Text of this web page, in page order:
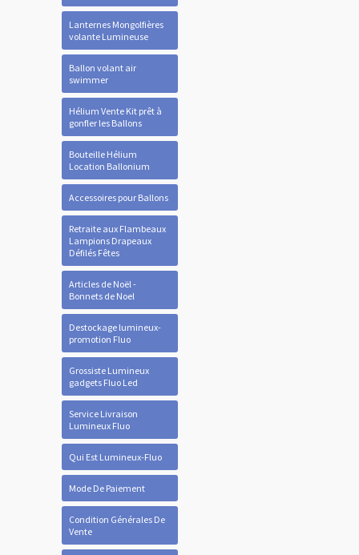
Lanternes Mongolfières
volante Lumineuse
Ballon volant air
swimmer
Hélium Vente Kit prêt à
gonfler les Ballons
Bouteille Hélium
Location Ballonium
Accessoires pour Ballons
Retraite aux Flambeaux
Lampions Drapeaux
Défilés Fêtes
Articles de Noël -
Bonnets de Noel
Destockage lumineux-
promotion Fluo
Grossiste Lumineux
gadgets Fluo Led
Service Livraison
Lumineux Fluo
Qui Est Lumineux-Fluo
Mode De Paiement
Condition Générales De
Vente